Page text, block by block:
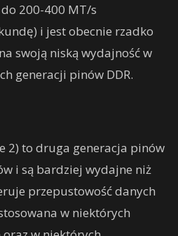
200-400 MT/s
i jest obecnie rzadko
swoją niską wydajność w
generacji pinów DDR.
2) to druga generacja pinów
i są bardziej wydajne niż
przepustowość danych
w niektórych